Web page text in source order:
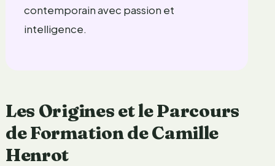
contemporain avec passion et
intelligence.
Les Origines et le Parcours
de Formation de Camille
Henrot